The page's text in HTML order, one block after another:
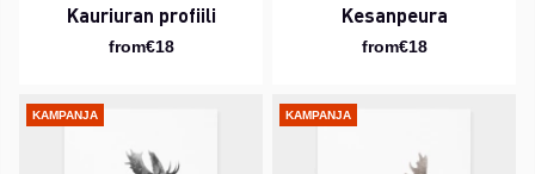
Kauriuran profiili
from€18
Kesanpeura
from€18
KAMPANJA KAMPANJA